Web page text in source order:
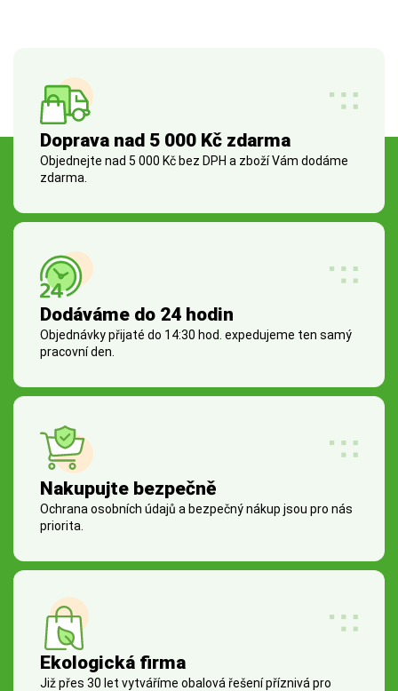
Doprava nad 5 000 Kč zdarma
Objednejte nad 5 000 Kč bez DPH a zboží Vám dodáme
zdarma.
Dodáváme do 24 hodin
Objednávky přijaté do 14:30 hod. expedujeme ten samý
pracovní den.
Nakupujte bezpečně
Ochrana osobních údajů a bezpečný nákup jsou pro nás
priorita.
Ekologická firma
Již přes 30 let vytváříme obalová řešení příznivá pro